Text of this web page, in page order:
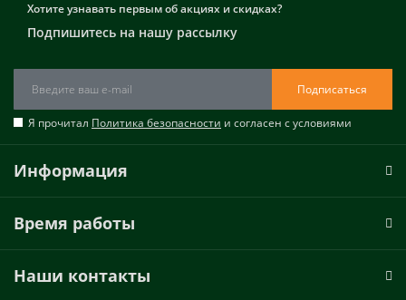
Хотите узнавать первым об акциях и скидках?
Подпишитесь на нашу рассылку
Подписаться
Я прочитал Политика безопасности и согласен с условиями
Информация
Время работы
Наши контакты